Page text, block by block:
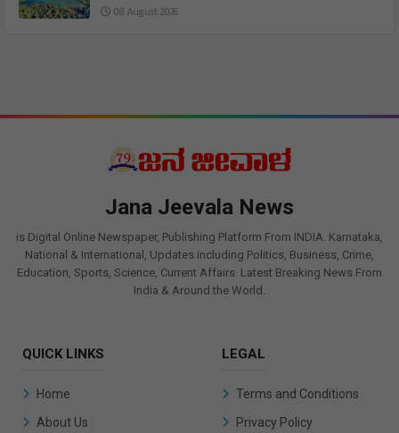
08 August 2026
Jana Jeevala News
is Digital Online Newspaper, Publishing Platform From INDIA. Karnataka,
National & International, Updates including Politics, Business, Crime,
Education, Sports, Science, Current Affairs. Latest Breaking News From
India & Around the World.
QUICK LINKS
Home
About Us
LEGAL
Terms and Conditions
Privacy Policy